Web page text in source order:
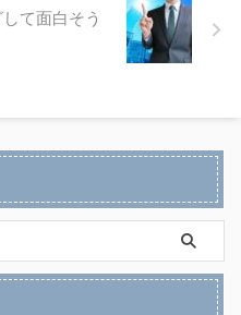
て面白そう